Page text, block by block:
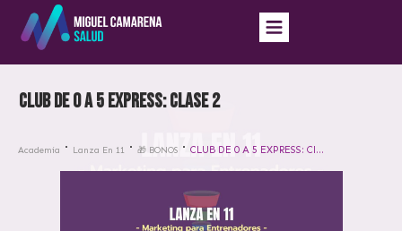
CLUB DE 0 A 5 EXPRESS: Clase 2
Academia Lanza En 11 🎁 BONOS CLUB DE 0 A 5 EXPRESS: Clase 2